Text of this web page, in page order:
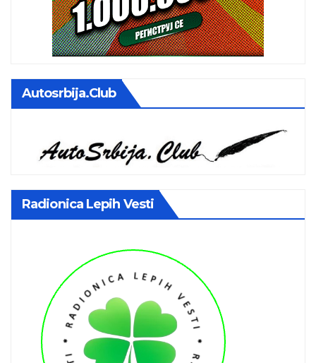
Autosrbija.club
Radionica Lepih Vesti